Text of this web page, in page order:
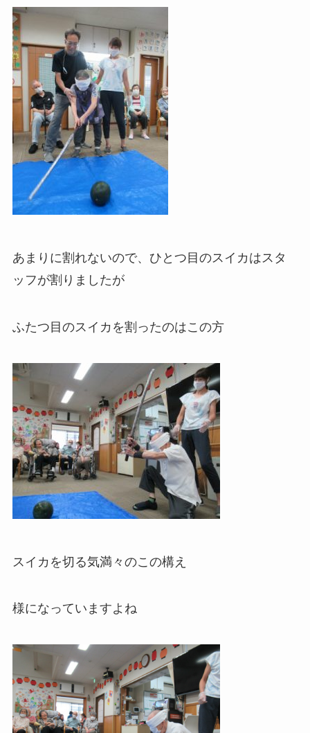
あまりに割れないので、ひとつ目のスイカはスタ
ッフが割りましたが
ふたつ目のスイカを割ったのはこの方
スイカを切る気満々のこの構え
様になっていますよね